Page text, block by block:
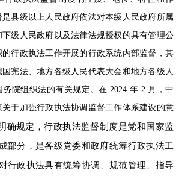
县级以上人民政府依法对本级人民政府所属
级人民政府以及法律法规授权的具有管理公
行政执法工作开展的行政系统内部监督，其
宪法、地方各级人民代表大会和地方各级人
务院组织法的有关规定。在 2024 年 2 月，中
于加强行政执法协调监督工作体系建设的意
确规定，行政执法监督制度是党和国家监
部分，是各级党委和政府统筹行政执法工
行政执法具有统筹协调、规范管理、指导